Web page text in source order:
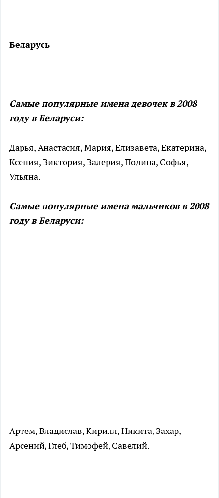
Беларусь
Самые популярные имена девочек в 2008
году в Беларуси:
Дарья, Анастасия, Мария, Елизавета, Екатерина,
Ксения, Виктория, Валерия, Полина, Софья,
Ульяна.
Самые популярные имена мальчиков в 2008
году в Беларуси:
Артем, Владислав, Кирилл, Никита, Захар,
Арсений, Глеб, Тимофей, Савелий.